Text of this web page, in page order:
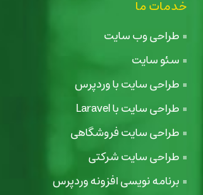
خدمات ما
طراحی وب سایت
سئو سایت
طراحی سایت با وردپرس
طراحی سایت با Laravel
طراحی سایت فروشگاهی
طراحی سایت شرکتی
برنامه نویسی افزونه وردپرس